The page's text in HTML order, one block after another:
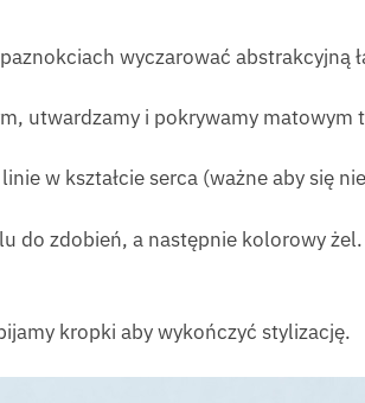
wyczarować abstrakcyjną
utwardzamy i pokrywamy matowym
w kształcie serca (ważne aby się
do zdobień, a następnie kolorowy
kropki aby wykończyć stylizację.